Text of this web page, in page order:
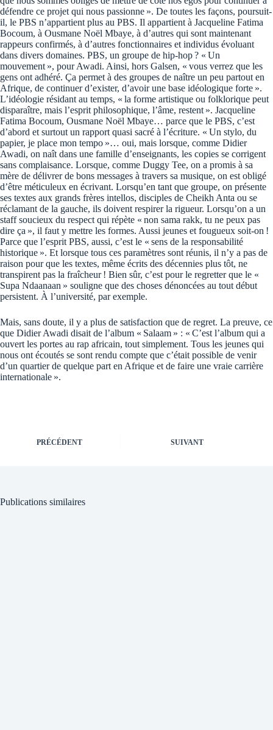
défendre ce projet qui nous passionne ». De toutes les façons, poursuit-
il, le PBS n’appartient plus au PBS. Il appartient à Jacqueline Fatima
Bocoum, à Ousmane Noël Mbaye, à d’autres qui sont maintenant
rappeurs confirmés, à d’autres fonctionnaires et individus évoluant
dans divers domaines. PBS, un groupe de hip-hop ? « Un
mouvement », pour Awadi. Ainsi, hors Galsen, « vous verrez que les
gens ont adhéré. Ça permet à des groupes de naître un peu partout en
Afrique, de continuer d’exister, d’avoir une base idéologique forte ».
L’idéologie résidant au temps, « la forme artistique ou folklorique peut
disparaître, mais l’esprit philosophique, l’âme, restent ». Jacqueline
Fatima Bocoum, Ousmane Noël Mbaye… parce que le PBS, c’est
d’abord et surtout un rapport quasi sacré à l’écriture. « Un stylo, du
papier, je place mon tempo »… oui, mais lorsque, comme Didier
Awadi, on naît dans une famille d’enseignants, les copies se corrigent
sans complaisance. Lorsque, comme Duggy Tee, on a promis à sa
mère de délivrer de bons messages à travers sa musique, on est obligé
d’être méticuleux en écrivant. Lorsqu’en tant que groupe, on présente
ses textes aux grands frères intellos, disciples de Cheikh Anta ou se
réclamant de la gauche, ils doivent respirer la rigueur. Lorsqu’on a un
staff soucieux du respect qui répète « non sama rakk, tu ne peux pas
dire ça », il faut y mettre les formes. Aussi jeunes et fougueux soit-on !
Parce que l’esprit PBS, aussi, c’est le « sens de la responsabilité
historique ». Et lorsque tous ces paramètres sont réunis, il n’y a pas de
raison pour que les textes, même écrits des décennies plus tôt, ne
transpirent pas la fraîcheur ! Bien sûr, c’est pour le regretter que le «
Supa Ndaanaan » souligne que des choses dénoncées au tout début
persistent. À l’université, par exemple.
Mais, sans doute, il y a plus de satisfaction que de regret. La preuve, ce
que Didier Awadi disait de l’album « Salaam » : « C’est l’album qui a
ouvert les portes au rap africain, tout simplement. Tous les jeunes qui
nous ont écoutés se sont rendu compte que c’était possible de venir
d’un quartier de quelque part en Afrique et de faire une vraie carrière
internationale ».
PRÉCÉDENT SUIVANT
Publications similaires